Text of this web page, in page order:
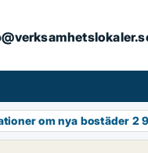
om nya bostäder 2